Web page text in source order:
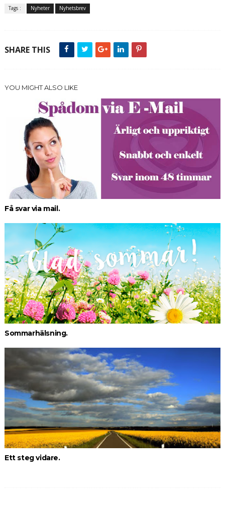
Tags : Nyheter Nyhetsbrev
SHARE THIS
YOU MIGHT ALSO LIKE
Få svar via mail.
Sommarhälsning.
Ett steg vidare.